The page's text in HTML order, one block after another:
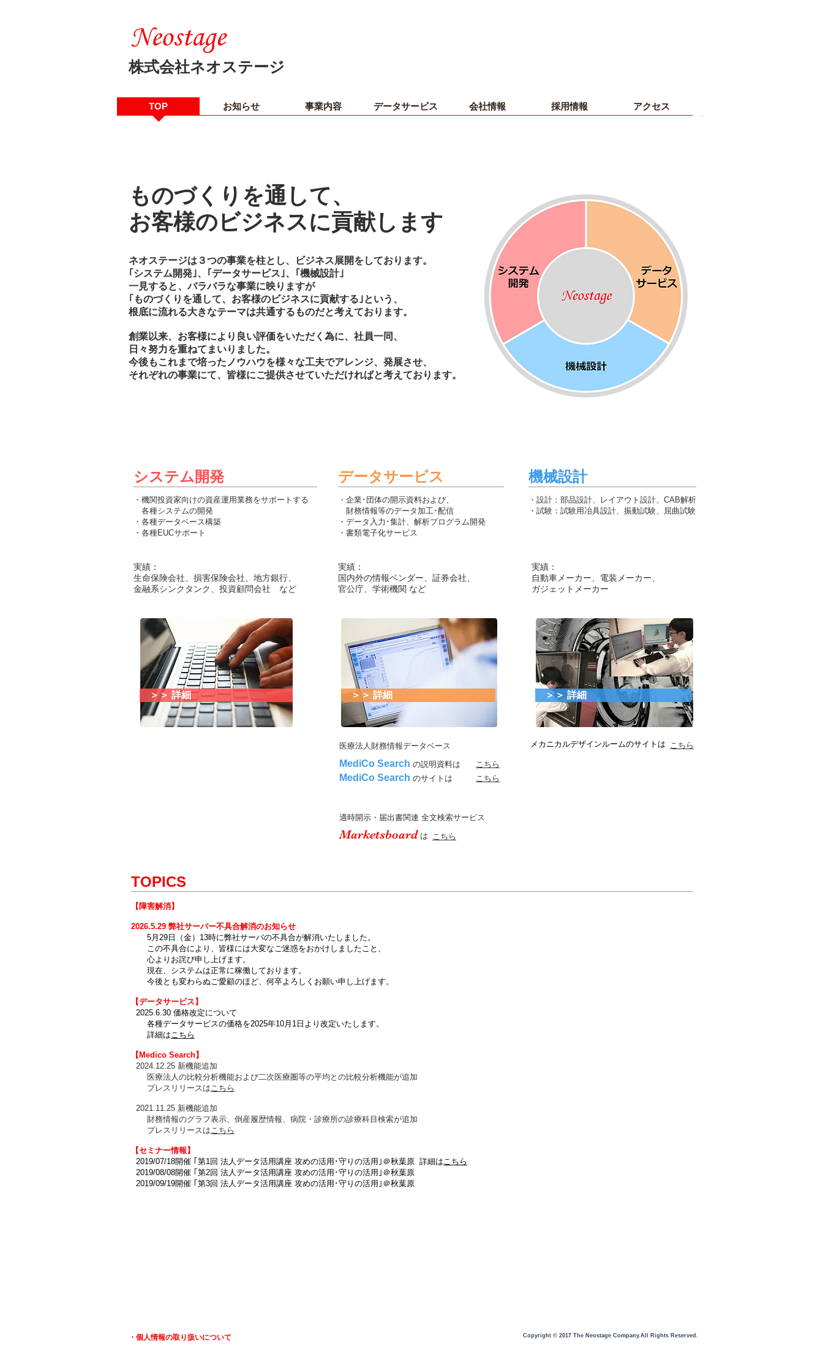
株式会社ネオステージ
TOP お知らせ 事業内容 データサービス 会社情報 採用情報 アクセス
ものづくりを通して、
お客様のビジネスに貢献します
ネオステージは３つの事業を柱とし、ビジネス展開をしております。
｢システム開発｣、｢データサービス｣、｢機械設計｣
一見すると、バラバラな事業に映りますが
｢ものづくりを通して、お客様のビジネスに貢献する｣という、
根底に流れる大きなテーマは共通するものだと考えております。
創業以来、お客様により良い評価をいただく為に、 社員一同、
日々努力を重ねてまいりました。
今後もこれまで培ったノウハウを様々な工夫でアレンジ、発展させ、
それぞれの事業にて、皆様にご提供させていただければと考えております。
システム開発
・機関投資家向けの資産運用業務をサポートする
各種システムの開発
・各種データベース構築
・各種EUCサポート
データサービス
・企業･団体の開示資料および、
財務情報等のデータ加工･配信
​・データ入力･集計、解析プログラム開発
​・書類電子化サービス
機械設計
・設計：部品設計、レイアウト設計、CAB解析
・試験：試験用冶具設計、振動試験、屈曲試験
実績：
生命保険会社、損害保険会社、地方銀行、
金融系シンクタンク、投資顧問会社 など
実績：
国内外の情報ベンダー、証券会社、
​官公庁、学術機関 など
実績：
自動車メーカー、電装メーカー、
​ガジェットメーカー
＞＞ 詳細 ＞＞ 詳細 ＞＞ 詳細
医療法人財務情報データベース メカニカルデザインルームのサイトは こちら
MediCo Search の説明資料は
MediCo Search のサイトは
こちら
こちら
適時開示・届出書関連 全文検索サービス
こちら
Marketsboard は
TOPICS
【障害解消】
2026.5.29 弊社サーバー不具合解消のお知らせ
5月29日（金）13時に弊社サーバの不具合が解消いたしました。
この不具合により、皆様には大変なご迷惑をおかけしましたこと、
心よりお詫び申し上げます。
現在、システムは正常に稼働しております。
今後とも変わらぬご愛顧のほど、何卒よろしくお願い申し上げます。
【データサービス】
2025.6.30 価格改定について
各種データサービスの価格を2025年10月1日より改定いたします。
詳細はこちら
【Medico Search】
2024.12.25 新機能追加
医療法人の比較分析機能および二次医療圏等の平均との比較分析機能が追加
プレスリリースはこちら
2021.11.25 新機能追加
財務情報のグラフ表示、倒産履歴情報、病院・診療所の診療科目検索が追加
プレスリリースはこちら
【セミナー情報】
2019/07/18開催 ｢第1回 法人データ活用講座 攻めの活用･守りの活用｣＠秋葉原 詳細はこちら
2019/08/08開催 ｢第2回 法人データ活用講座 攻めの活用･守りの活用｣＠秋葉原
2019/09/19開催 ｢第3回 法人データ活用講座 攻めの活用･守りの活用｣＠秋葉原
・個人情報の取り扱いについて Copyright © 2017 The Neostage Company.All Rights Reserved.